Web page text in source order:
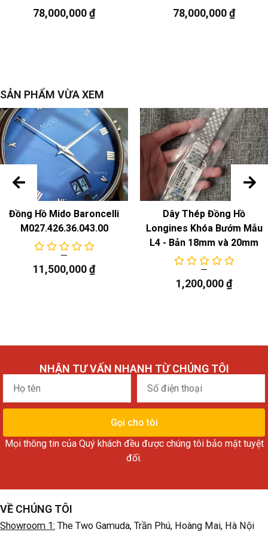
78,000,000₫ 78,000,000₫
SẢN PHẨM VỪA XEM
Đồng Hồ Mido Baroncelli
M027.426.36.043.00
11,500,000₫
Dây Thép Đồng Hồ
Longines Khóa Bướm Mẫu
L4 - Bản 18mm và 20mm
1,200,000₫
NHẬN TƯ VẤN NHANH TỪ CHÚNG TÔI
Họ
tên
điện
thoại
Gọi cho tôi
Mọi thông tin của Quý khách đều được chúng tôi bảo mật tuyệt
đối.
VỀ CHÚNG TÔI
Showroom 1: The Two Gamuda, Trần Phú, Hoàng Mai, Hà Nội